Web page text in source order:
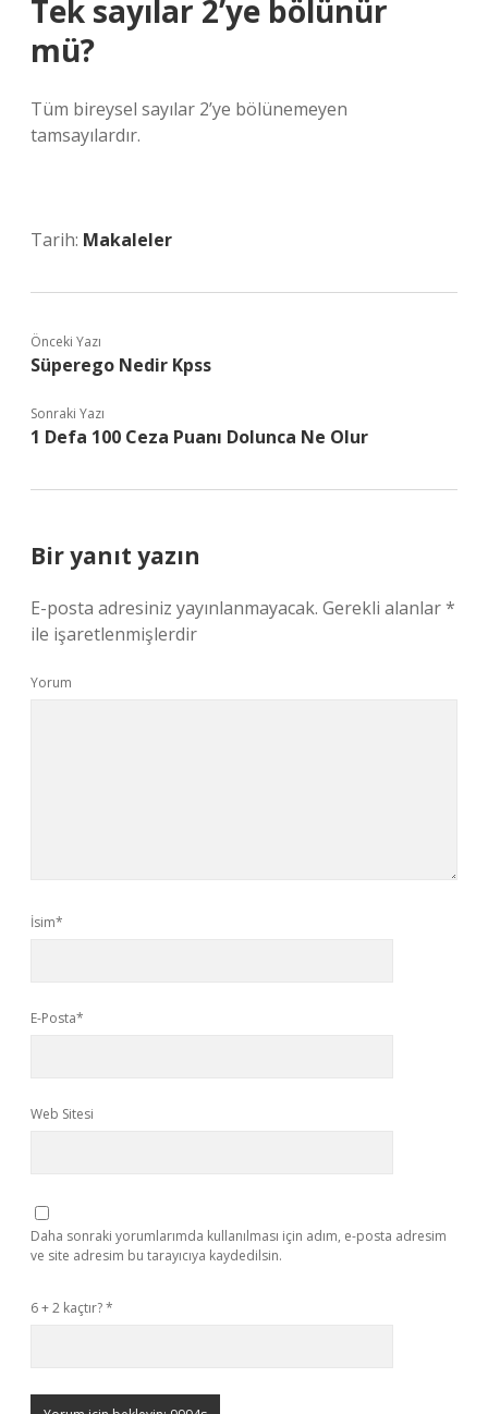
Tek sayılar 2’ye bölünür
mü?
Tüm bireysel sayılar 2’ye bölünemeyen
tamsayılardır.
Tarih: Makaleler
Önceki Yazı
Süperego Nedir Kpss
Sonraki Yazı
1 Defa 100 Ceza Puanı Dolunca Ne Olur
Bir yanıt yazın
E-posta adresiniz yayınlanmayacak. Gerekli alanlar*
ile işaretlenmişlerdir
Yorum
İsim*
E-Posta*
Web Sitesi
Daha sonraki yorumlarımda kullanılması için adım, e-posta adresim
ve site adresim bu tarayıcıya kaydedilsin.
6 + 2 kaçtır?*